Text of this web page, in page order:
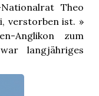
Theo
verstorben ist. »
Anglikon zum
langjähriges